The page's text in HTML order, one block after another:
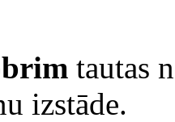
tautas
izstāde.